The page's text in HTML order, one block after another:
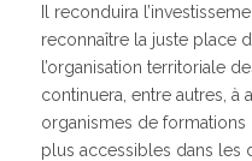
Il reconduira
reconnaître la juste place
l’organisation territoriale
continuera, entre autres, à
organismes de
plus accessibles dans les